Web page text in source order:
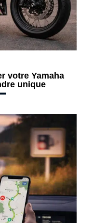
votre Yamaha
unique